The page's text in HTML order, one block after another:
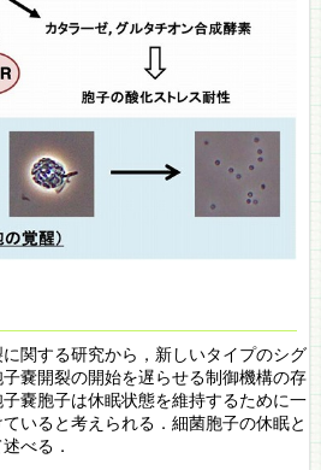
関する研究から，新しいタイプのシグ
嚢開裂の開始を遅らせる制御機構の存
嚢胞子は休眠状態を維持するために一
いると考えられる．細菌胞子の休眠と
べる．